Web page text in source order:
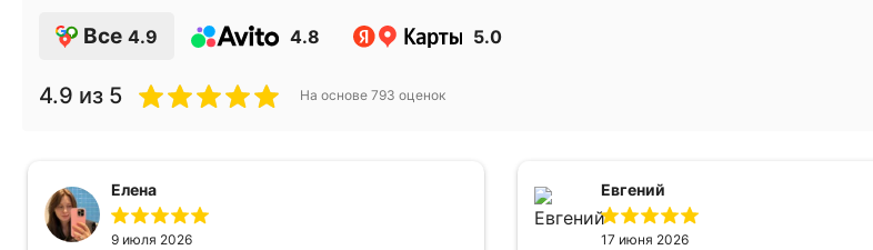
Все 4.9 4.8 5.0
4.9 из 5 На основе 793 оценок
Елена
9 июля 2026
Евгений
17 июня 2026